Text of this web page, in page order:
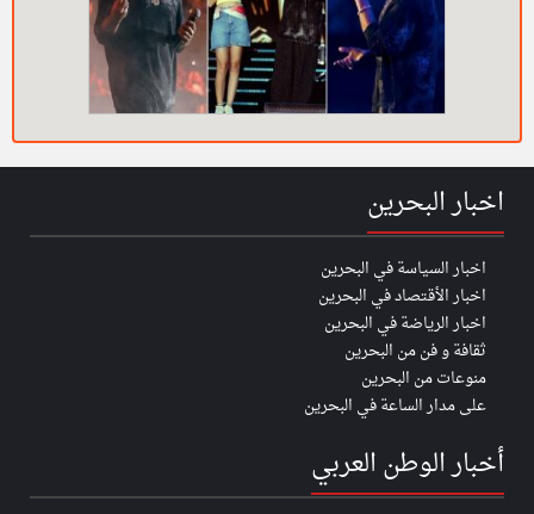
اخبار البحرين
اخبار السياسة في البحرين
اخبار الأقتصاد في البحرين
اخبار الرياضة في البحرين
ثقافة و فن من البحرين
منوعات من البحرين
على مدار الساعة في البحرين
أخبار الوطن العربي